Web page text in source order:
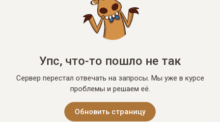
Упс, что-то пошло не так
Сервер перестал отвечать на запросы. Мы уже в курсе
проблемы и решаем её.
Обновить страницу